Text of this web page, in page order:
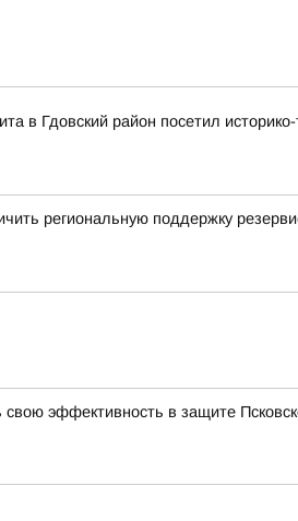
в Гдовский район посетил
региональную поддержку
эффективность в защите